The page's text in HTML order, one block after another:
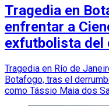
Tragedia en
enfrentar a
exfutbolista del
Tragedia en Río de
Botafogo, tras el
como Tássio Maia dos